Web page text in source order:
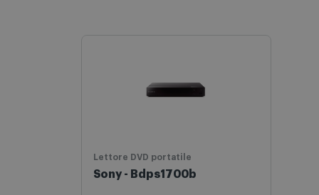
Lettore DVD portatile